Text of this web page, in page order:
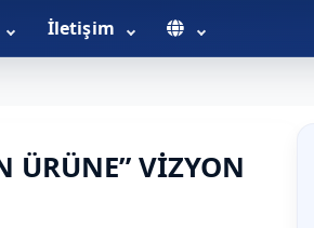
İletişim
ÜRÜNE” VİZYON